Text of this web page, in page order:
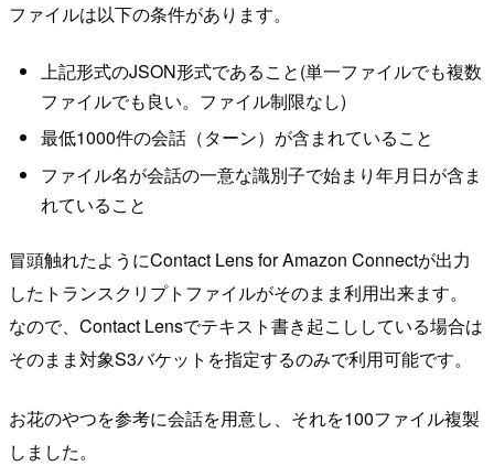
ファイルは以下の条件があります。
上記形式のJSON形式であること(単一ファイルでも複数
ファイルでも良い。ファイル制限なし)
最低1000件の会話（ターン）が含まれていること
ファイル名が会話の一意な識別子で始まり年月日が含ま
れていること
冒頭触れたようにContact Lens for Amazon Connectが出力
したトランスクリプトファイルがそのまま利用出来ます。
なので、Contact Lensでテキスト書き起こししている場合は
そのまま対象S3バケットを指定するのみで利用可能です。
お花のやつを参考に会話を用意し、それを100ファイル複製
しました。